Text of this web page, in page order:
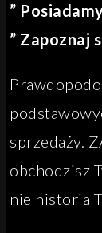
”
” Zapoznaj
sprzedaży.
obchodzisz
nie historia